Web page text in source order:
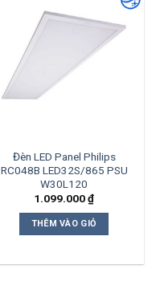
Đèn LED Panel Philips
RC048B LED32S/865 PSU
W30L120
1.099.000₫
THÊM VÀO GIỎ